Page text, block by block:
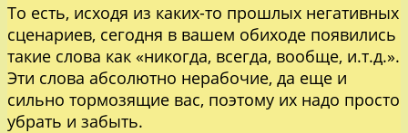
То есть, исходя из каких-то прошлых негативных
сценариев, сегодня в вашем обиходе появились
такие слова как «никогда, всегда, вообще, и.т.д.».
Эти слова абсолютно нерабочие, да еще и
сильно тормозящие вас, поэтому их надо просто
убрать и забыть.